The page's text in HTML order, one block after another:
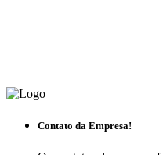
Contato da Empresa!